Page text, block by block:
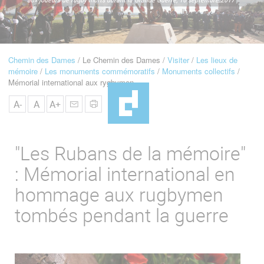
Navigation
Fil
d'Ariane
Chemin des Dames Le Chemin des Dames Visiter
Les lieux de
mémoire
Les monuments commémoratifs
Monuments collectifs
Mémorial international aux rygbymen
A- A A+
"Les Rubans de la mémoire"
: Mémorial international en
hommage aux rugbymen
tombés pendant la guerre